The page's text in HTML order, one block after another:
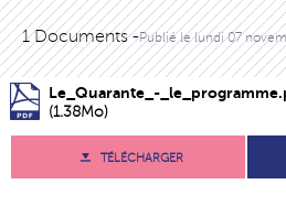
1 Documents -Publié lelundi 07
Le_Quarante_-
(1.38Mo)
TÉLÉCHARGER